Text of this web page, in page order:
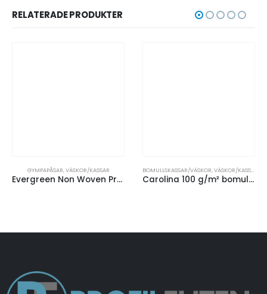
RELATERADE PRODUKTER
GYMPAPÅSAR,VÄSKOR/KASSAR
Evergreen Non Woven Premium gympapåse 5L
BOMULLSKASSAR/VÄSKOR,VÄSKOR/KASSAR
Carolina 100 g/m² bomullskasse 7L